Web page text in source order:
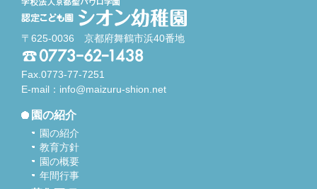
〒625-0036 京都府舞鶴市浜40番地
Fax.0773-77-7251
E-mail： info@maizuru-shion.net
園の紹介
園の紹介
教育方針
園の概要
年間行事